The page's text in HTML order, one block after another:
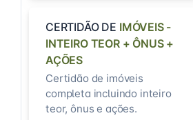
CERTIDÃO DE IMÓVEIS -
INTEIRO TEOR + ÔNUS +
AÇÕES
Certidão de imóveis
completa incluindo inteiro
teor, ônus e ações.